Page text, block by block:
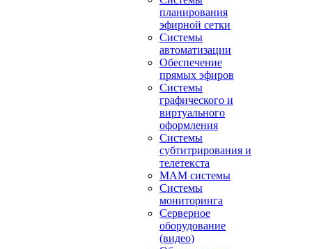
планирования
эфирной сетки
Системы
автоматизации
Обеспечение
прямых эфиров
Системы
графического и
виртуального
оформления
Системы
субтитрирования и
телетекста
MAM системы
Системы
мониторинга
Серверное
оборудование
(видео)